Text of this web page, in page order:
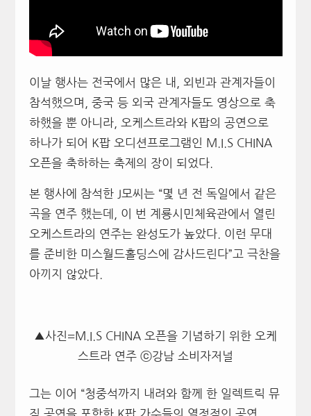
이날 행사는 전국에서 많은 내, 외빈과 관계자들이
참석했으며, 중국 등 외국 관계자들도 영상으로 축
하했을 뿐 아니라, 오케스트라와 K팝의 공연으로
하나가 되어 K팝 오디션프로그램인 M.I.S CHINA
오픈을 축하하는 축제의 장이 되었다.
본 행사에 참석한 J모씨는 “몇 년 전 독일에서 같은
곡을 연주 했는데, 이 번 계룡시민체육관에서 열린
오케스트라의 연주는 완성도가 높았다. 이런 무대
를 준비한 미스월드홀딩스에 감사드린다”고 극찬을
아끼지 않았다.
▲사진=M.I.S CHINA 오픈을 기념하기 위한 오케
스트라 연주 ⓒ강남 소비자저널
그는 이어 “청중석까지 내려와 함께 한 일렉트릭 뮤
직 공연을 포함한 K팝 가수들의 열정적인 공연